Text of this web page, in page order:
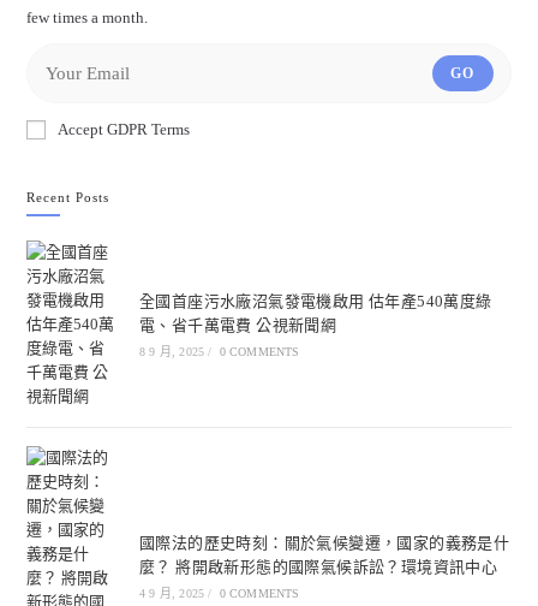
few times a month.
GO
Accept GDPR Terms
Recent Posts
全國首座污水廠沼氣發電機啟用 估年產540萬度綠
電、省千萬電費 公視新聞網
8 9 月, 2025 / 0 COMMENTS
國際法的歷史時刻：關於氣候變遷，國家的義務是什
麼？ 將開啟新形態的國際氣候訴訟？環境資訊中心
4 9 月, 2025 / 0 COMMENTS